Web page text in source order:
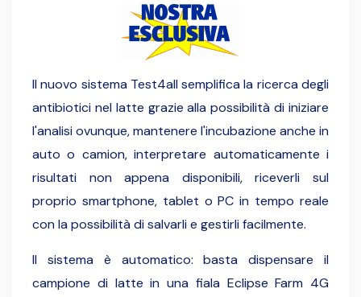
Il nuovo sistema Test4all semplifica la ricerca degli
antibiotici nel latte grazie alla possibilità di iniziare
l'analisi ovunque, mantenere l'incubazione anche in
auto o camion, interpretare automaticamente i
risultati non appena disponibili, riceverli sul
proprio smartphone, tablet o PC in tempo reale
con la possibilità di salvarli e gestirli facilmente.
Il sistema è automatico: basta dispensare il
campione di latte in una fiala Eclipse Farm 4G